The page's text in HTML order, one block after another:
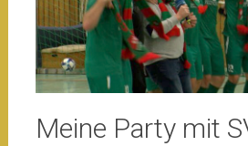
Meine Party mit